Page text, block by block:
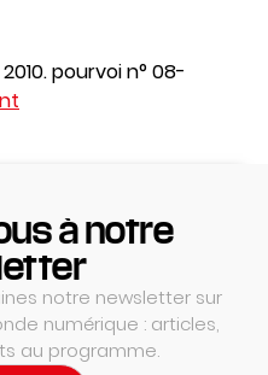
pourvoi n° 08-
à notre
notre newsletter sur
numérique : articles,
au programme.